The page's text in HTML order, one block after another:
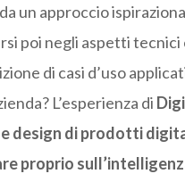
un approccio
poi negli aspetti
di casi d’uso
L’esperienza di
design di prodotti
proprio